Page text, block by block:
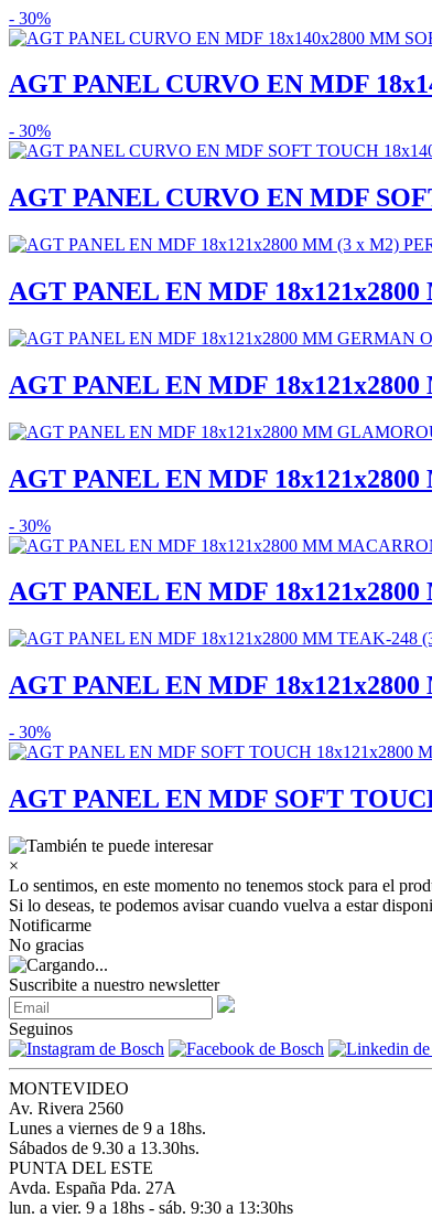
- 30%
AGT PANEL CURVO EN MDF
- 30%
AGT PANEL CURVO EN MDF
AGT PANEL EN MDF
AGT PANEL EN MDF
AGT PANEL EN MDF
- 30%
AGT PANEL EN MDF
AGT PANEL EN MDF
- 30%
AGT PANEL EN MDF SOFT
×
Lo sentimos, en este momento no tenemos stock para el
Si lo deseas, te podemos avisar cuando vuelva a estar
Notificarme
No gracias
Suscribite a nuestro newsletter
Seguinos
MONTEVIDEO
Av. Rivera 2560
Lunes a viernes de 9 a 18hs.
Sábados de 9.30 a 13.30hs.
PUNTA DEL ESTE
Avda. España Pda. 27A
lun. a vier. 9 a 18hs - sáb. 9:30 a 13:30hs